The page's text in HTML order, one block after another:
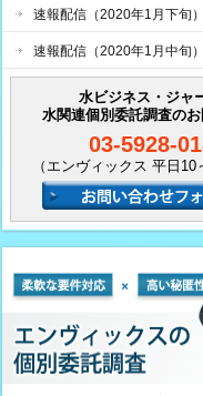
速報配信（2020年1月下旬）
速報配信（2020年1月中旬）
水ビジネス・ジャ
水関連個別委託調査の
03-5928-
（エンヴィックス 平日10